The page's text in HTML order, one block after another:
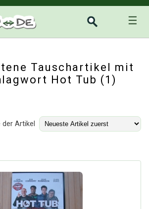
☰
Tauschartikel mit
Hot Tub (1)
Artikel